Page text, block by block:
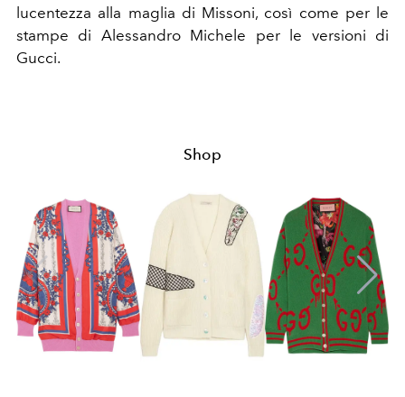
lucentezza alla maglia di Missoni, così come per le
stampe di Alessandro Michele per le versioni di
Gucci.
Shop